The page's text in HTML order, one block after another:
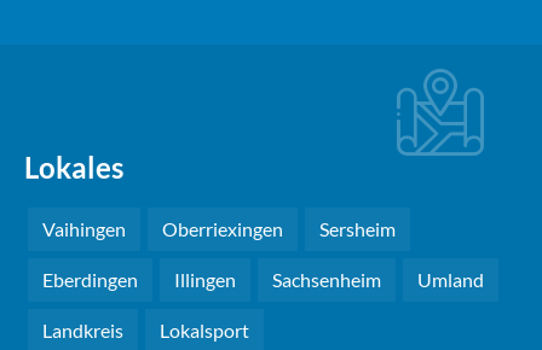
Lokales
Vaihingen Oberriexingen Sersheim
Eberdingen Illingen Sachsenheim Umland
Landkreis Lokalsport